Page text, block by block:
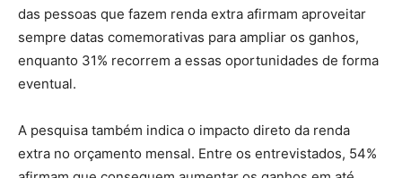
das pessoas que fazem renda extra afirmam aproveitar
sempre datas comemorativas para ampliar os ganhos,
enquanto 31% recorrem a essas oportunidades de forma
eventual.
A pesquisa também indica o impacto direto da renda
extra no orçamento mensal. Entre os entrevistados, 54%